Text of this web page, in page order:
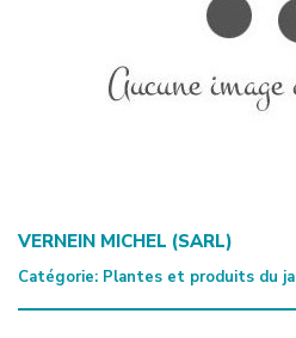
VERNEIN MICHEL (SARL)
Catégorie: Plantes et produits du